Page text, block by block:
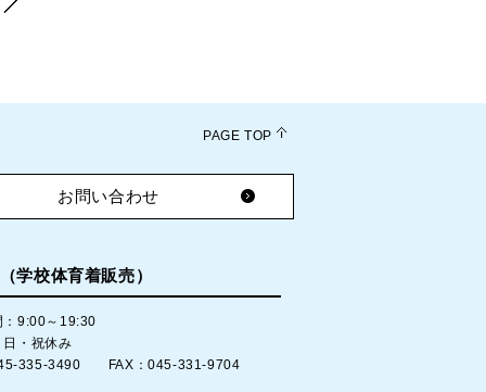
PAGE TOP
お問い合わせ
学校体育着販売）
：9:00～19:30
日・祝休み
335-3490 FAX：045-331-9704